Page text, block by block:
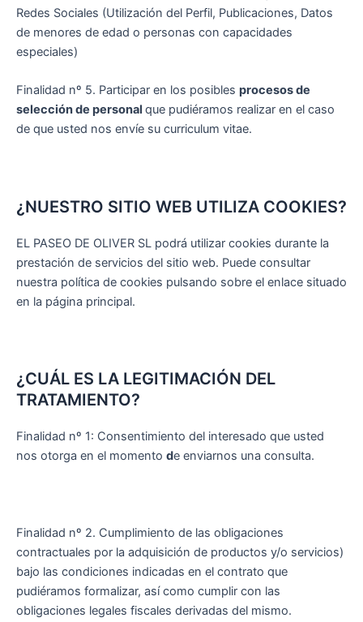
Redes Sociales (Utilización del Perfil, Publicaciones, Datos
de menores de edad o personas con capacidades
especiales)
Finalidad nº 5. Participar en los posibles procesos de
selección de personal que pudiéramos realizar en el caso
de que usted nos envíe su curriculum vitae.
¿NUESTRO SITIO WEB UTILIZA COOKIES?
EL PASEO DE OLIVER SL podrá utilizar cookies durante la
prestación de servicios del sitio web. Puede consultar
nuestra política de cookies pulsando sobre el enlace situado
en la página principal.
¿CUÁL ES LA LEGITIMACIÓN DEL
TRATAMIENTO?
Finalidad nº 1: Consentimiento del interesado que usted
nos otorga en el momento de enviarnos una consulta.
Finalidad nº 2. Cumplimiento de las obligaciones
contractuales por la adquisición de productos y/o servicios)
bajo las condiciones indicadas en el contrato que
pudiéramos formalizar, así como cumplir con las
obligaciones legales fiscales derivadas del mismo.